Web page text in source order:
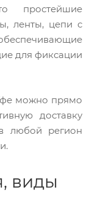
простейшие
ленты, цепи с
для фиксации
можно прямо
доставку
любой регион
виды